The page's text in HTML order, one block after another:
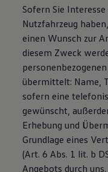
Sofern Sie
Nutzfahrzeug
einen Wunsch zur
diesem Zweck
übermittelt: Name,
sofern eine
gewünscht,
Erhebung und
Grundlage eines
(Art. 6 Abs. 1 lit. b
Angebots durch